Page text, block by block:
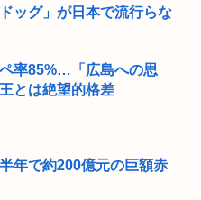
ッグ」が日本で流行らな
率85%…「広島への思
とは絶望的格差
年で約200億元の巨額赤